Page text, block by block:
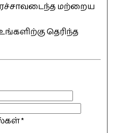
மற்றைய
தெரிந்த
*